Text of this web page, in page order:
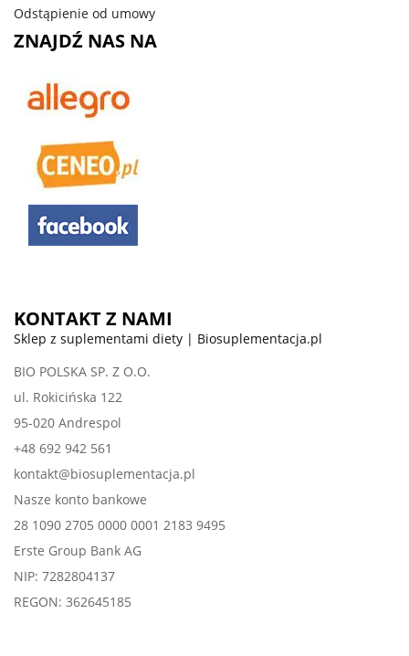
Odstąpienie od umowy
ZNAJDŹ NAS NA
KONTAKT Z NAMI
Sklep z suplementami diety | Biosuplementacja.pl
BIO POLSKA SP. Z O.O.
ul. Rokicińska 122
95-020 Andrespol
+48 692 942 561
kontakt@biosuplementacja.pl
Nasze konto bankowe
28 1090 2705 0000 0001 2183 9495
Erste Group Bank AG
NIP: 7282804137
REGON: 362645185